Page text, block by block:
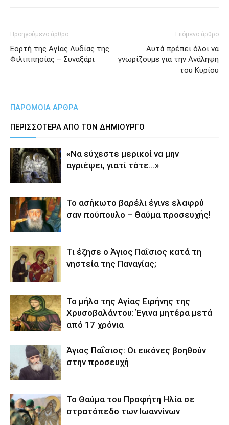
Προηγούμενο άρθρο
Εορτή της Αγίας Λυδίας της
Φιλιππησίας – Συναξάρι
Επόμενο άρθρο
Αυτά πρέπει όλοι να
γνωρίζουμε για την Ανάληψη
του Κυρίου
ΠΑΡΟΜΟΙΑ ΑΡΘΡΑ
ΠΕΡΙΣΣΟΤΕΡΑ ΑΠΟ ΤΟΝ ΔΗΜΙΟΥΡΓΟ
«Να εύχεστε μερικοί να μην
αγριέψει, γιατί τότε…»
Το ασήκωτο βαρέλι έγινε ελαφρύ
σαν πούπουλο – Θαύμα προσευχής!
Τι έζησε ο Άγιος Παΐσιος κατά τη
νηστεία της Παναγίας;
Το μήλο της Αγίας Ειρήνης της
Χρυσοβαλάντου: Έγινα μητέρα μετά
από 17 χρόνια
Άγιος Παΐσιος: Οι εικόνες βοηθούν
στην προσευχή
Το Θαύμα του Προφήτη Ηλία σε
στρατόπεδο των Ιωαννίνων